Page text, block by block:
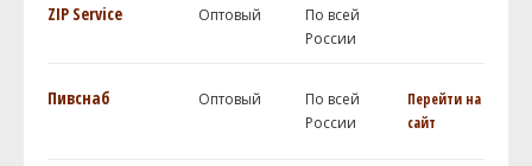
ZIP Service Оптовый
По всей
России
Пивснаб Оптовый
По всей
России
Перейти на
сайт